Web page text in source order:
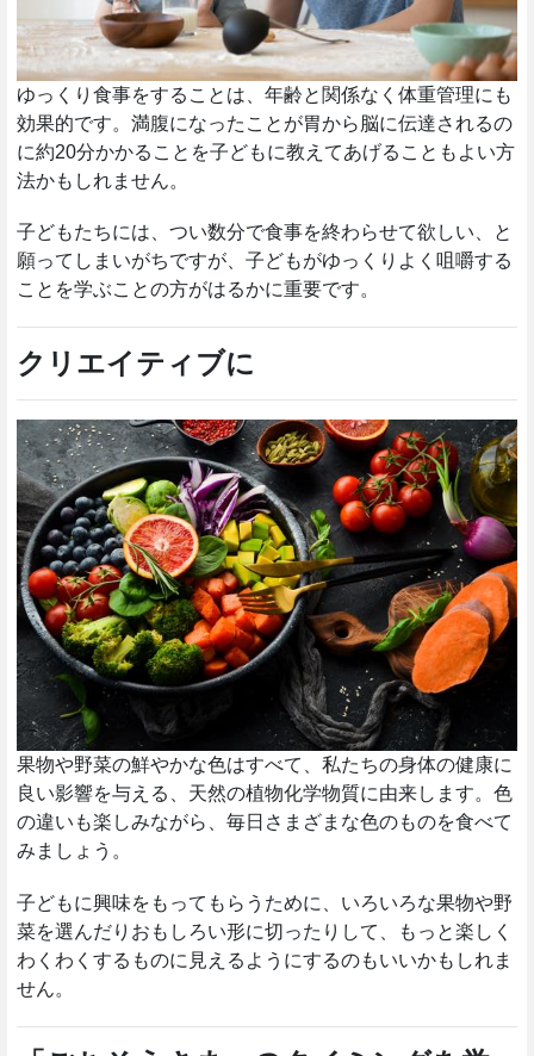
ゆっくり食事をすることは、年齢と関係なく体重管理にも
効果的です。満腹になったことが胃から脳に伝達されるの
に約20分かかることを子どもに教えてあげることもよい方
法かもしれません。
子どもたちには、つい数分で食事を終わらせて欲しい、と
願ってしまいがちですが、子どもがゆっくりよく咀嚼する
ことを学ぶことの方がはるかに重要です。
クリエイティブに
果物や野菜の鮮やかな色はすべて、私たちの身体の健康に
良い影響を与える、天然の植物化学物質に由来します。色
の違いも楽しみながら、毎日さまざまな色のものを食べて
みましょう。
子どもに興味をもってもらうために、いろいろな果物や野
菜を選んだりおもしろい形に切ったりして、もっと楽しく
わくわくするものに見えるようにするのもいいかもしれま
せん。